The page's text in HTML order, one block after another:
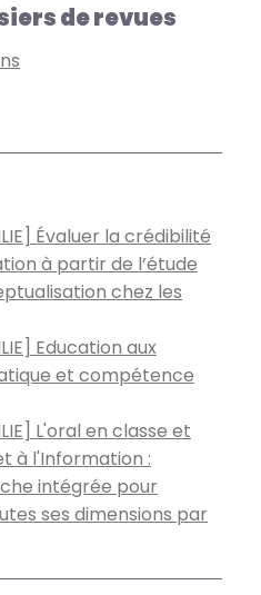
de revues
Évaluer la crédibilité
à partir de l’étude
chez les
Education aux
et compétence
L'oral en classe et
à l'Information :
intégrée pour
ses dimensions par